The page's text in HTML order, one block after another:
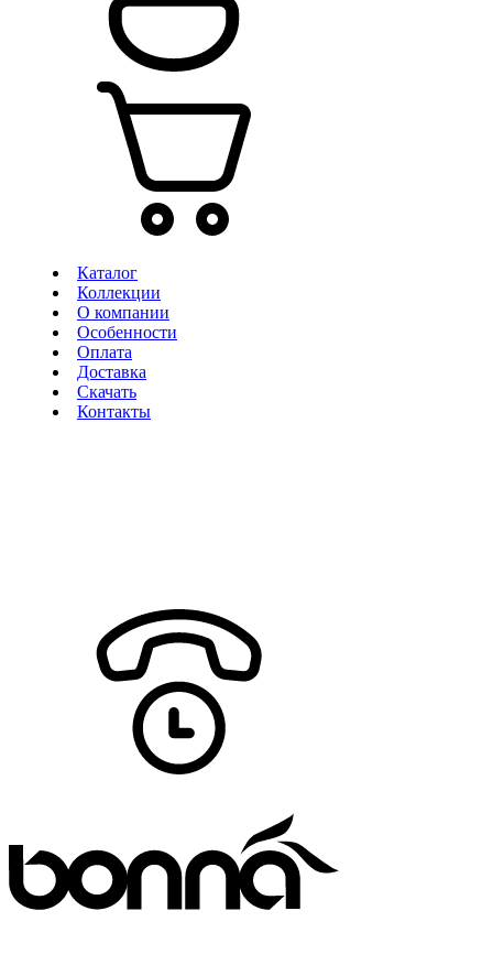
Каталог
Коллекции
О компании
Особенности
Оплата
Доставка
Скачать
Контакты